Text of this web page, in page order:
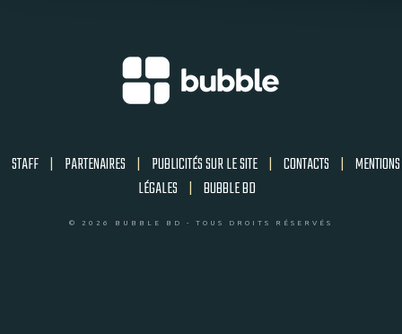
STAFF | PARTENAIRES | PUBLICITÉS SUR LE SITE | CONTACTS | MENTIONS
LÉGALES | BUBBLE BD
© 2026 BUBBLE BD - TOUS DROITS RÉSERVÉS